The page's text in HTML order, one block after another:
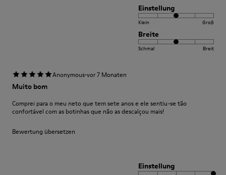
Einstellung
Klein Groß
Breite
Schmal Breit
Anonymous·vor 7 Monaten
Muito bom
Comprei para o meu neto que tem sete anos e ele sentiu-se tão
confortável com as botinhas que não as descalçou mais!
Bewertung übersetzen
Einstellung